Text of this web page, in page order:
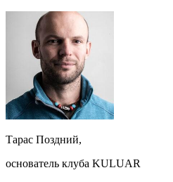
Тарас Поздний,
основатель клуба KULUAR